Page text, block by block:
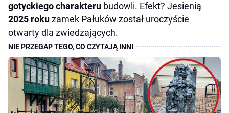
gotyckiego charakteru budowli. Efekt? Jesienią
2025 rokuzamek Pałuków został uroczyście
otwarty dla zwiedzających.